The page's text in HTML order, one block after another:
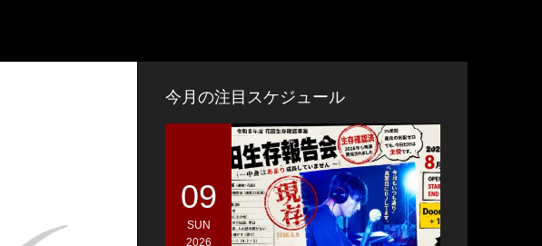
今月の注目スケジュール
09
SUN
2026